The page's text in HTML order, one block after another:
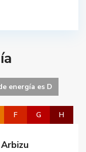
energía es D
F G H